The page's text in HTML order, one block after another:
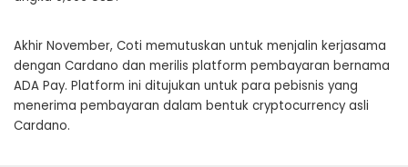
Akhir November, Coti memutuskan untuk menjalin kerjasama
dengan Cardano dan merilis platform pembayaran bernama
ADA Pay. Platform ini ditujukan untuk para pebisnis yang
menerima pembayaran dalam bentuk cryptocurrency asli
Cardano.